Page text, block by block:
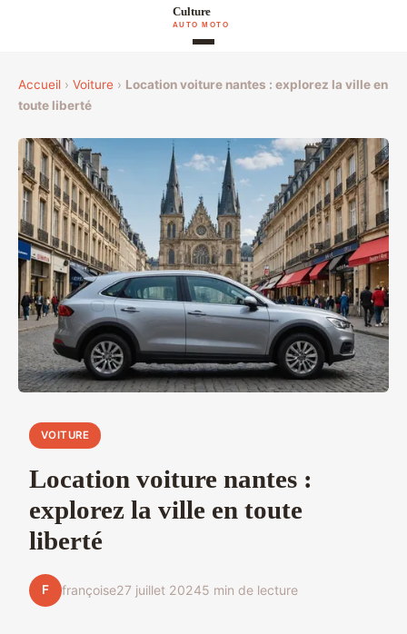
Accueil › Voiture › Location voiture nantes : explorez la ville en
toute liberté
VOITURE
Location voiture nantes :
explorez la ville en toute
liberté
F françoise27 juillet 20245 min de lecture